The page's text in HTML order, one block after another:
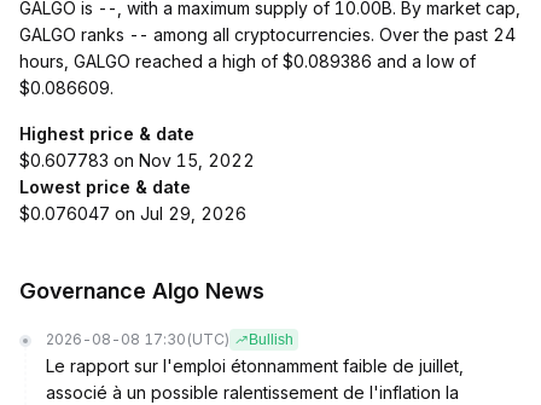
GALGO is --, with a maximum supply of 10.00B. By market cap,
GALGO ranks -- among all cryptocurrencies. Over the past 24
hours, GALGO reached a high of $0.089386 and a low of
$0.086609.
Highest price & date
$0.607783 on Nov 15, 2022
Lowest price & date
$0.076047 on Jul 29, 2026
Governance Algo News
2026-08-08 17:30 (UTC) Bullish
Le rapport sur l'emploi étonnamment faible de juillet,
associé à un possible ralentissement de l'inflation la